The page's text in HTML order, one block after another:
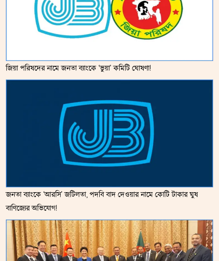
জিয়া পরিষদের নামে জনতা ব্যাংকে ‘ভুয়া’ কমিটি ঘোষণা!
জনতা ব্যাংকে ‘আরসি’ জটিলতা, পদবি বাদ দেওয়ার নামে কোটি টাকার ঘুষ
বাণিজ্যের অভিযোগ!